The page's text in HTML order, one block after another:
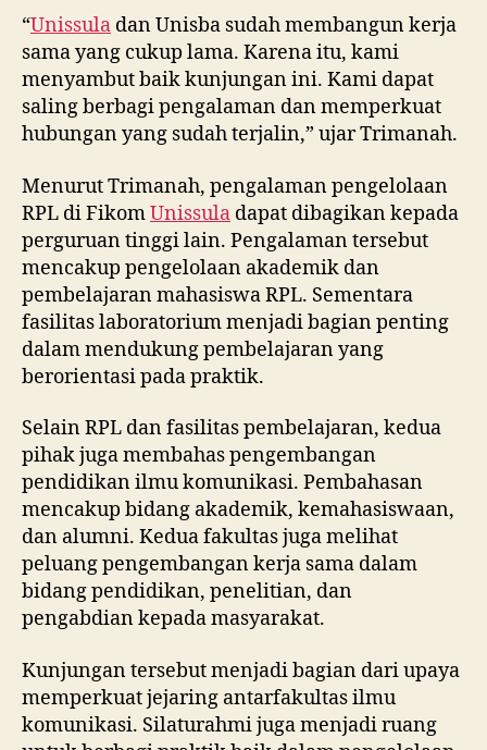
“Unissula dan Unisba sudah membangun kerja
sama yang cukup lama. Karena itu, kami
menyambut baik kunjungan ini. Kami dapat
saling berbagi pengalaman dan memperkuat
hubungan yang sudah terjalin,” ujar Trimanah.
Menurut Trimanah, pengalaman pengelolaan
RPL di FikomUnissula dapat dibagikan kepada
perguruan tinggi lain. Pengalaman tersebut
mencakup pengelolaan akademik dan
pembelajaran mahasiswa RPL. Sementara
fasilitas laboratorium menjadi bagian penting
dalam mendukung pembelajaran yang
berorientasi pada praktik.
Selain RPL dan fasilitas pembelajaran, kedua
pihak juga membahas pengembangan
pendidikan ilmu komunikasi. Pembahasan
mencakup bidang akademik, kemahasiswaan,
dan alumni. Kedua fakultas juga melihat
peluang pengembangan kerja sama dalam
bidang pendidikan, penelitian, dan
pengabdian kepada masyarakat.
Kunjungan tersebut menjadi bagian dari upaya
memperkuat jejaring antarfakultas ilmu
komunikasi. Silaturahmi juga menjadi ruang